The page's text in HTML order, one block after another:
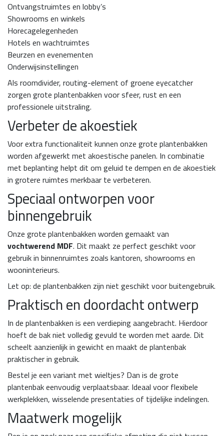
Ontvangstruimtes en lobby’s
Showrooms en winkels
Horecagelegenheden
Hotels en wachtruimtes
Beurzen en evenementen
Onderwijsinstellingen
Als roomdivider, routing-element of groene eyecatcher
zorgen grote plantenbakken voor sfeer, rust en een
professionele uitstraling.
Verbeter de akoestiek
Voor extra functionaliteit kunnen onze grote plantenbakken
worden afgewerkt met akoestische panelen. In combinatie
met beplanting helpt dit om geluid te dempen en de akoestiek
in grotere ruimtes merkbaar te verbeteren.
Speciaal ontworpen voor
binnengebruik
Onze grote plantenbakken worden gemaakt van
vochtwerend MDF. Dit maakt ze perfect geschikt voor
gebruik in binnenruimtes zoals kantoren, showrooms en
wooninterieurs.
Let op: de plantenbakken zijn niet geschikt voor buitengebruik.
Praktisch en doordacht ontwerp
In de plantenbakken is een verdieping aangebracht. Hierdoor
hoeft de bak niet volledig gevuld te worden met aarde. Dit
scheelt aanzienlijk in gewicht en maakt de plantenbak
praktischer in gebruik.
Bestel je een variant met wieltjes? Dan is de grote
plantenbak eenvoudig verplaatsbaar. Ideaal voor flexibele
werkplekken, wisselende presentaties of tijdelijke indelingen.
Maatwerk mogelijk